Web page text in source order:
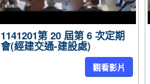
1141201第 20 屆第 6 次定期
會(經建交通-建設處)
觀看影片